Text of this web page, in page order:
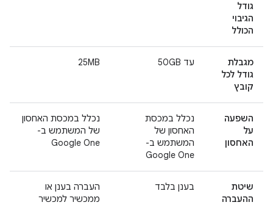
גודל
הגיבוי
הכולל
מגבלת
גודל לכל
קובץ
עד 50GB 25MB
השפעה
על
האחסון
נכלל במכסת
האחסון של
המשתמש ב-
Google One
נכלל במכסת האחסון
של המשתמש ב-
Google One
שיטת
ההעברה
בענן בלבד
העברה בענן או
ממכשיר למכשיר